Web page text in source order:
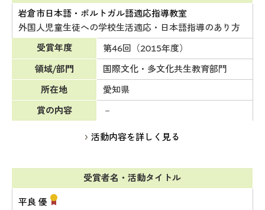
岩倉市日本語・ポルトガル語適応指導教室
外国人児童生徒への学校生活適応・日本語指導のあり方
受賞年度
第46回（2015年度）
領域/部門
国際文化・多文化共生教育部門
所在地
愛知県
賞の内容
－
活動内容を詳しく見る
受賞者名・活動タイトル
平良 優